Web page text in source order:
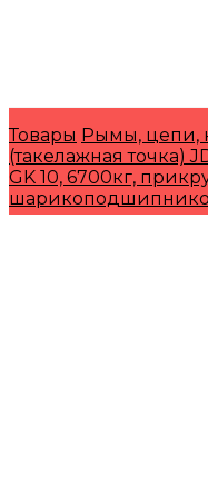
Товары Рымы, цепи,
(такелажная точка)
GK 10, 6700кг,